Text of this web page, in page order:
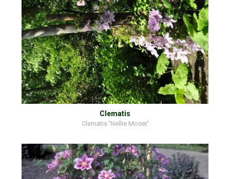
Clematis
Clematis 'Nellie Moser'